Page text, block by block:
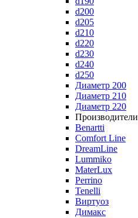
d200
d205
d210
d220
d230
d240
d250
Диаметр 200
Диаметр 210
Диаметр 220
Производители
Benartti
Comfort Line
DreamLine
Lummiko
MaterLux
Perrino
Tenelli
Виртуоз
Димакс